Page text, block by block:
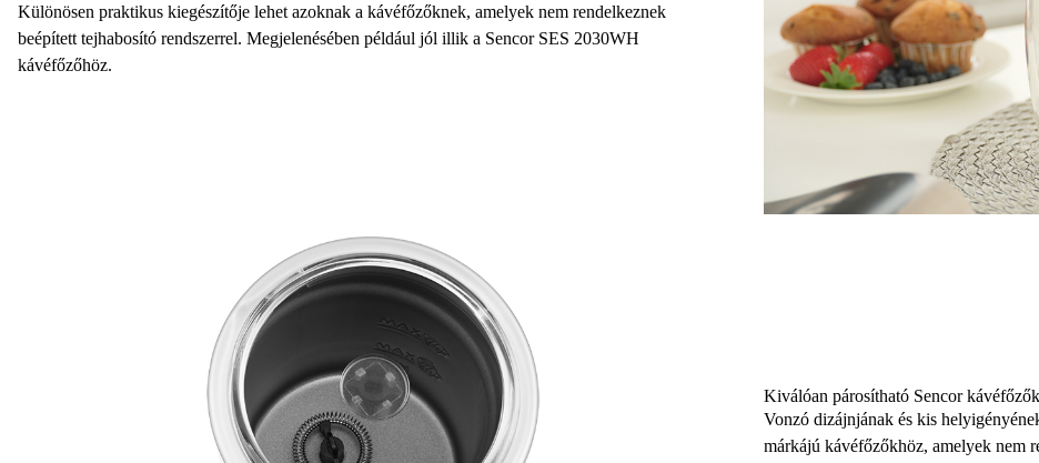
Különösen praktikus kiegészítője lehet azoknak a kávéfőzőknek, amelyek nem rendelkeznek
beépített tejhabosító rendszerrel. Megjelenésében például jól illik a Sencor SES 2030WH
kávéfőzőhöz.
Kiválóan párosítható Sencor
Vonzó dizájnjának és kis
márkájú kávéfőzőkhöz, amelyek nem